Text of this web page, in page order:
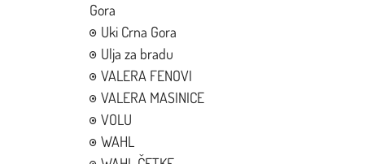
Gora
Uki Crna Gora
Ulja za bradu
VALERA FENOVI
VALERA MASINICE
VOLU
WAHL